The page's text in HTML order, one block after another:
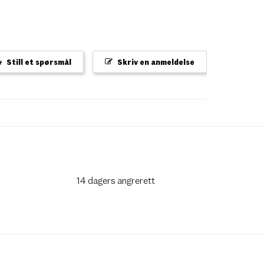
Skriv en anmeldelse
Still et spørsmål
14 dagers angrerett